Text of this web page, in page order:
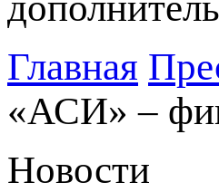
Главная
«АСИ» –
Новости